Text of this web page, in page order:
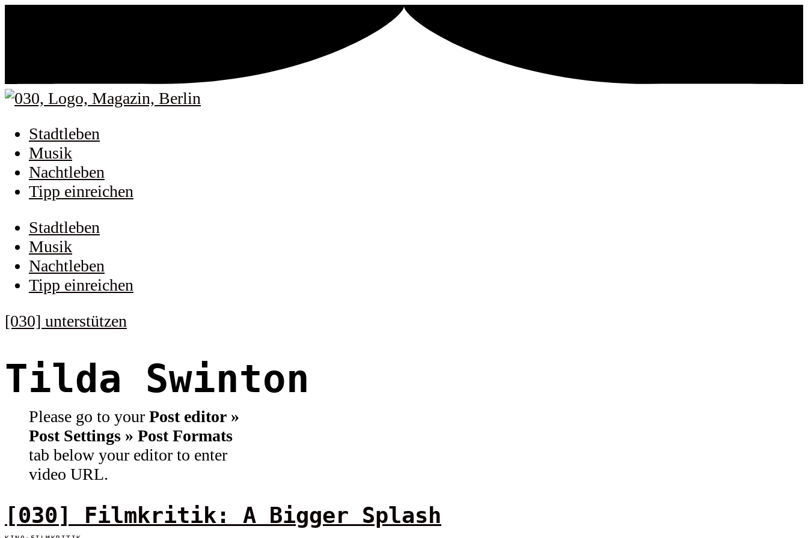
Stadtleben
Musik
Nachtleben
Tipp einreichen
Stadtleben
Musik
Nachtleben
Tipp einreichen
[030] unterstützen
Tilda Swinton
Please go to your Post editor »
Post Settings » Post Formats
tab below your editor to enter
video URL.
[030] Filmkritik: A Bigger Splash